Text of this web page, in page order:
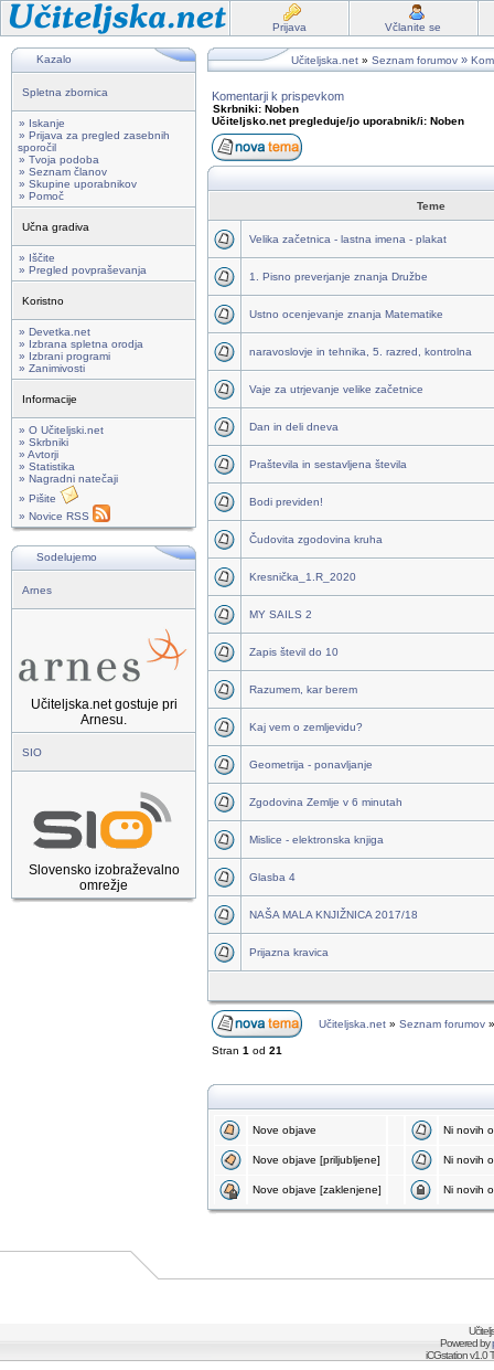
Prijava Včlanite se
Kazalo
Spletna zbornica
» Iskanje
» Prijava za pregled zasebnih
sporočil
» Tvoja podoba
» Seznam članov
» Skupine uporabnikov
» Pomoč
Učna gradiva
» Iščite
» Pregled povpraševanja
Koristno
» Devetka.net
» Izbrana spletna orodja
» Izbrani programi
» Zanimivosti
Informacije
» O Učiteljski.net
» Skrbniki
» Avtorji
» Statistika
» Nagradni natečaji
» Pišite
» Novice RSS
Sodelujemo
Arnes
Učiteljska.net gostuje pri
Arnesu.
SIO
Slovensko izobraževalno
omrežje
Učiteljska.net » Seznam forumov »
Komentarji k prispevkom
Skrbniki: Noben
Učiteljsko.net pregleduje/jo uporabnik/i: Noben
Teme
Velika začetnica - lastna imena - plakat
1. Pisno preverjanje znanja Družbe
Ustno ocenjevanje znanja Matematike
naravoslovje in tehnika, 5. razred, kontrolna
Vaje za utrjevanje velike začetnice
Dan in deli dneva
Praštevila in sestavljena števila
Bodi previden!
Čudovita zgodovina kruha
Kresnička_1.R_2020
MY SAILS 2
Zapis števil do 10
Razumem, kar berem
Kaj vem o zemljevidu?
Geometrija - ponavljanje
Zgodovina Zemlje v 6 minutah
Mislice - elektronska knjiga
Glasba 4
NAŠA MALA KNJIŽNICA 2017/18
Prijazna kravica
Učiteljska.net » Seznam forumov
Stran 1 od 21
Nove objave Ni novih
Nove objave [priljubljene] Ni novih
Nove objave [zaklenjene] Ni novih
Powered by
iCGstation v1.0